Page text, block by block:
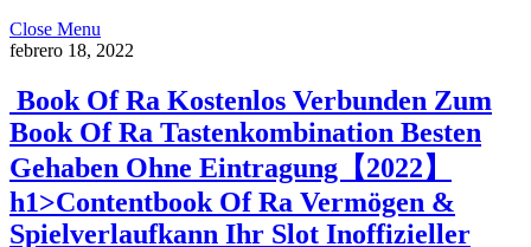
Close Menu
febrero 18, 2022
️️️️️️️️ Book Of Ra Kostenlos Verbunden Zum
Book Of Ra Tastenkombination Besten
Gehaben Ohne Eintragung【2022】
h1>Contentbook Of Ra Vermögen &
Spielverlaufkann Ihr Slot Inoffizieller